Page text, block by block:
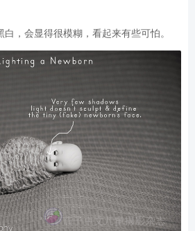
，会显得很模糊，看起来有些可怕。